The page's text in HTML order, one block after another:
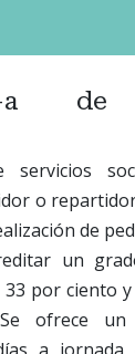
a de
servicios
o
de
un
por ciento
ofrece un